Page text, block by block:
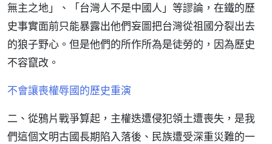
無主之地」、「台灣人不是中國人」等謬論，在鐵的歷
史事實面前只能暴露出他們妄圖把台灣從祖國分裂出去
的狼子野心。但是他們的所作所為是徒勞的，因為歷史
不容竄改。
不會讓喪權辱國的歷史重演
二、從鴉片戰爭算起，主權迭遭侵犯領土遭喪失，是我
們這個文明古國長期陷入落後、民族遭受深重災難的一